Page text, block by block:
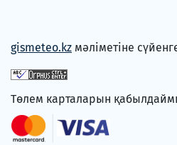
gismeteo.kz мәліметіне
Төлем карталарын